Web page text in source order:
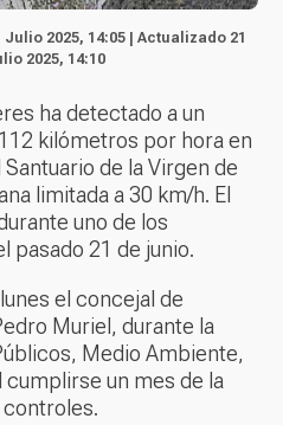
Julio 2025, 14:05 | Actualizado 21
2025, 14:10
ha detectado a un
kilómetros por hora en
de la Virgen de
limitada a 30 km/h. El
uno de los
pasado 21 de junio.
el concejal de
Muriel, durante la
Medio Ambiente,
cumplirse un mes de la